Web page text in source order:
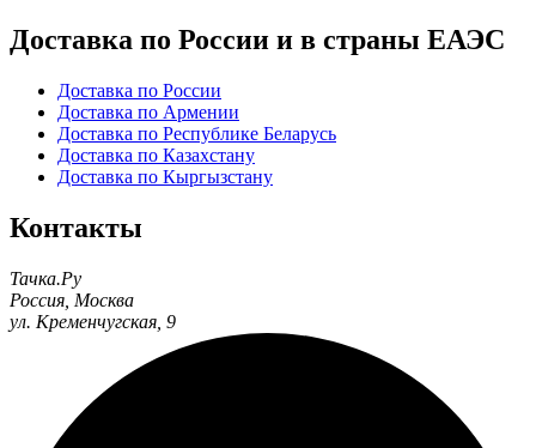
Доставка по России и в страны ЕАЭС
Доставка по России
Доставка по Армении
Доставка по Республике Беларусь
Доставка по Казахстану
Доставка по Кыргызстану
Контакты
Тачка.Ру
Россия Москва
ул. Кременчугская, 9